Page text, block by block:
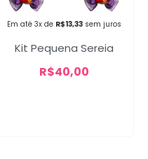
Em até 3x de R$13,33 sem juros
Kit Pequena Sereia
R$40,00
com